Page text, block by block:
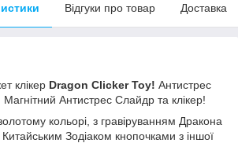
Відгуки про товар Доставка
клікер Dragon Сlicker Toy! Антистрес
Антистрес Слайдр та клікер!
кольорі, з гравіруванням Дракона
Китайським Зодіаком кнопочками з іншої